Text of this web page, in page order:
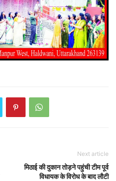
Next article
मिठाई की दुकान तोड़ने पहुंची टीम पूर्व
विधायक के विरोध के बाद लौटी